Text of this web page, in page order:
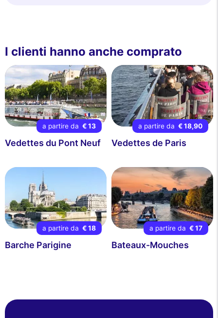
I clienti hanno anche comprato
a partire da € 13
Vedettes du Pont Neuf
a partire da € 18,90
Vedettes de Paris
a partire da € 18
Barche Parigine
a partire da € 17
Bateaux-Mouches